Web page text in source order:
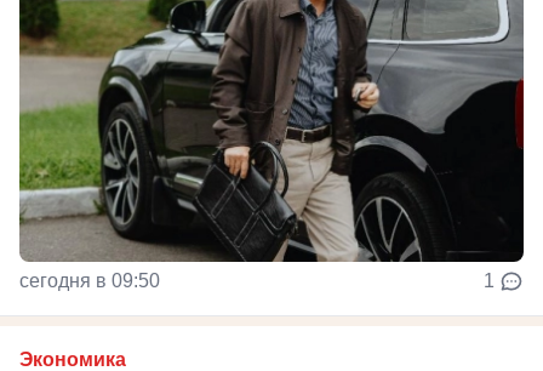
сегодня в 09:50 1
Экономика